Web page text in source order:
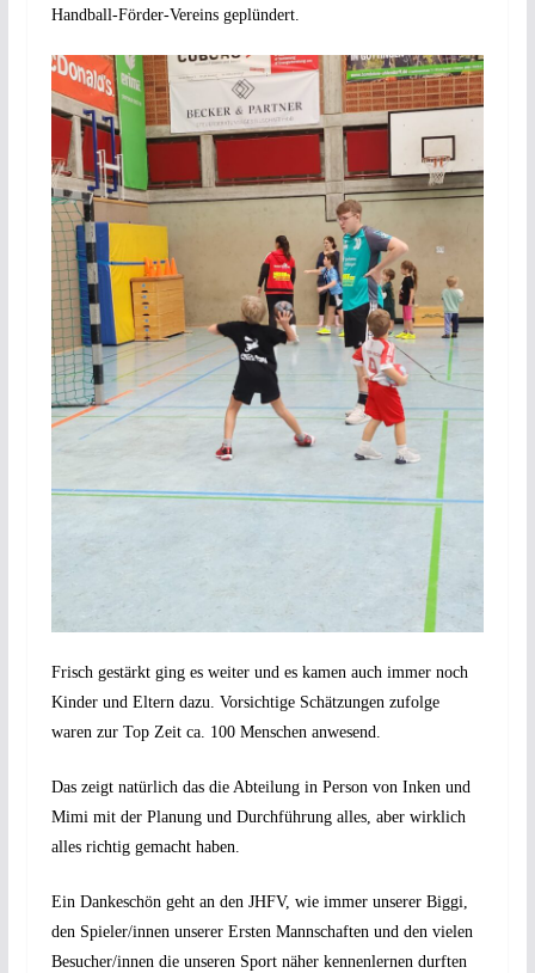
Handball-Förder-Vereins geplündert.
Frisch gestärkt ging es weiter und es kamen auch immer noch
Kinder und Eltern dazu. Vorsichtige Schätzungen zufolge
waren zur Top Zeit ca. 100 Menschen anwesend.
Das zeigt natürlich das die Abteilung in Person von Inken und
Mimi mit der Planung und Durchführung alles, aber wirklich
alles richtig gemacht haben.
Ein Dankeschön geht an den JHFV, wie immer unserer Biggi,
den Spieler/innen unserer Ersten Mannschaften und den vielen
Besucher/innen die unseren Sport näher kennenlernen durften